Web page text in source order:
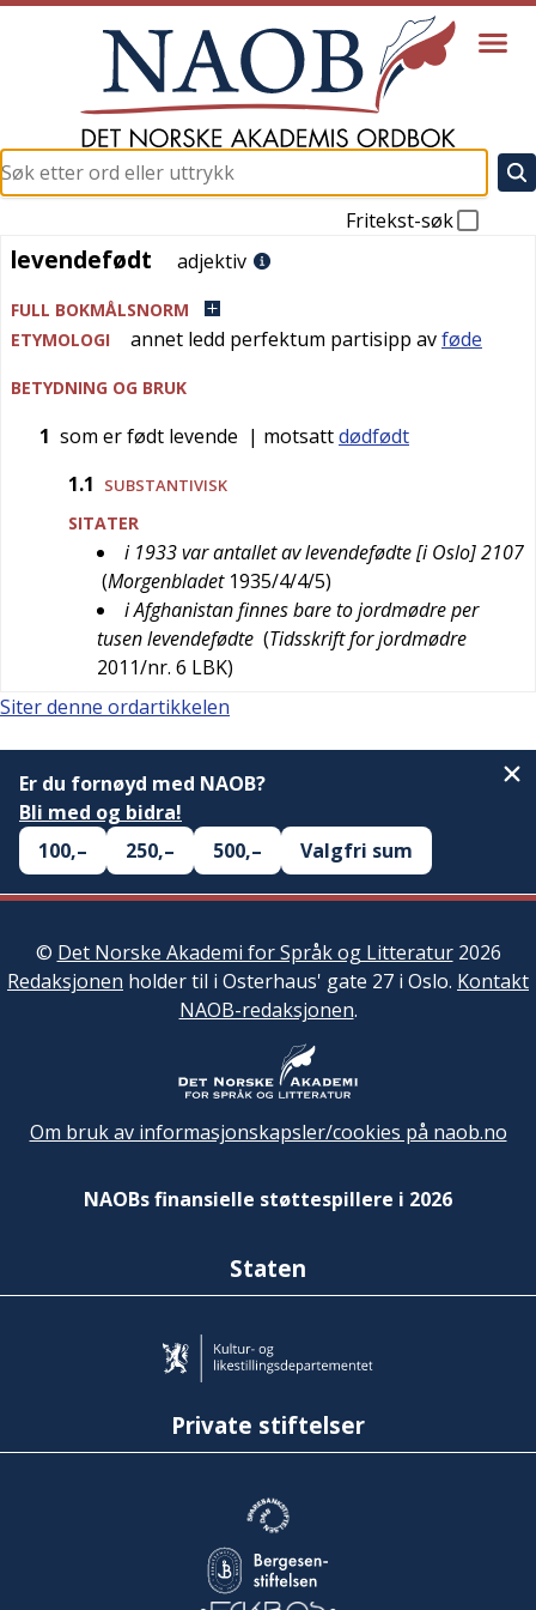
Fritekst-søk
levendefødt
levendefødt adjektiv
FULL BOKMÅLSNORM
ETYMOLOGI
annet ledd perfektum partisipp avføde
BETYDNING OG BRUK
1 som er født levende | motsattdødfødt
1.1
SUBSTANTIVISK
SITATER
i 1933 var antallet av levendefødte [i Oslo] 2107
(Morgenbladet 1935/4/4/5)
i Afghanistan finnes bare to jordmødre per
tusen levendefødte (Tidsskrift for jordmødre
2011/nr. 6 LBK)
Siter denne ordartikkelen
Er du fornøyd med NAOB?
Bli med og bidra!
100,–
250,– 500,– Valgfri sum
© Det Norske Akademi for Språk og Litteratur2026
Redaksjonen holder til i Osterhaus' gate 27 i Oslo. Kontakt
NAOB-redaksjonen.
Om bruk av informasjonskapsler/cookies på naob.no
NAOBs finansielle støttespillere i 2026
Staten
Private stiftelser